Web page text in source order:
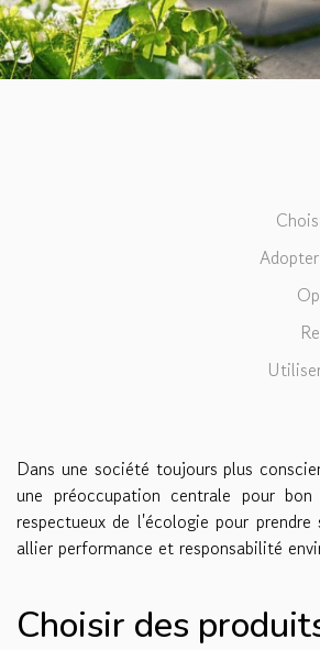
Dans une société toujours plus
une préoccupation centrale pour
respectueux de l'écologie pour
allier performance et responsabilité
Choisir des